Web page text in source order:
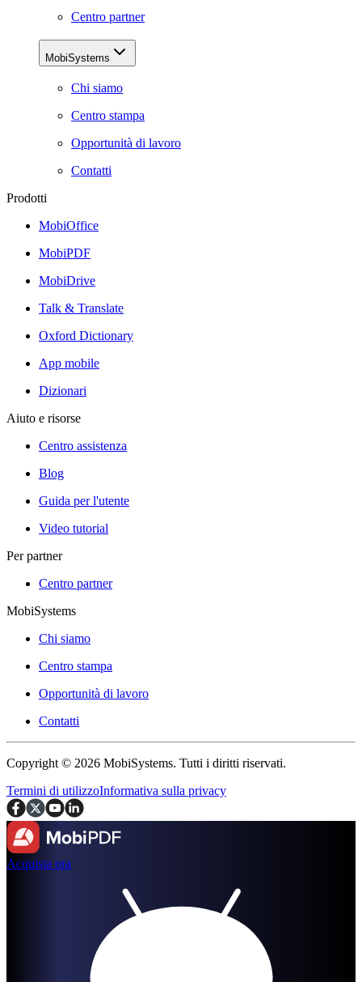
Centro partner
MobiSystems
Chi siamo
Centro stampa
Opportunità di lavoro
Contatti
Prodotti
MobiOffice
MobiPDF
MobiDrive
Talk & Translate
Oxford Dictionary
App mobile
Dizionari
Aiuto e risorse
Centro assistenza
Blog
Guida per l'utente
Video tutorial
Per partner
Centro partner
MobiSystems
Chi siamo
Centro stampa
Opportunità di lavoro
Contatti
Copyright © 2026 MobiSystems. Tutti i diritti riservati.
Termini di utilizzoInformativa sulla privacy
Acquista ora